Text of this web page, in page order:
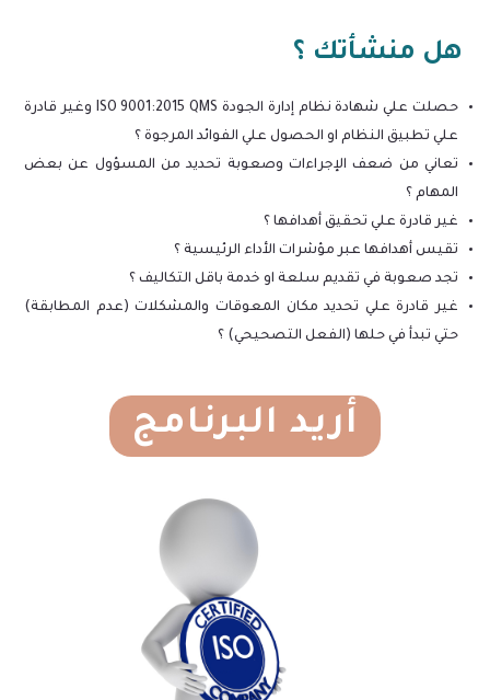
هل منشأتك ؟
حصلت علي شهادة نظام إدارة الجودة ISO 9001:2015 QMS وغير قادرة
علي تطبيق النظام او الحصول علي الفوائد المرجوة ؟
تعاني من ضعف الإجراءات وصعوبة تحديد من المسؤول عن بعض
المهام ؟
غير قادرة علي تحقيق أهدافها ؟
تقيس أهدافها عبر مؤشرات الأداء الرئيسية ؟
تجد صعوبة في تقديم سلعة او خدمة باقل التكاليف ؟
غير قادرة علي تحديد مكان المعوقات والمشكلات (عدم المطابقة)
حتي تبدأ في حلها (الفعل التصحيحي) ؟
أريد البرنامج